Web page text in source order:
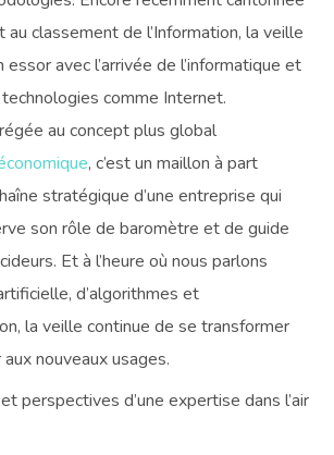
au classement de l’Information, la veille
essor avec l’arrivée de l’informatique et
comme Internet.
au concept plus global
, c’est un maillon à part
stratégique d’une entreprise qui
son rôle de baromètre et de guide
Et à l’heure où nous parlons
d’algorithmes et
la veille continue de se transformer
nouveaux usages.
perspectives d’une expertise dans l’air